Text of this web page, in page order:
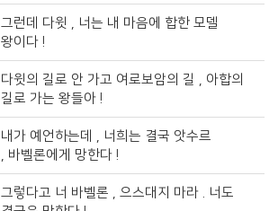
그런데 다윗 , 너는 내 마음에 합한 모델
왕이다 !​
다윗의 길로 안 가고 여로보암의 길 , 아합의
길로 가는 왕들아 !​
내가 예언하는데 , 너희는 결국 앗수르
, 바벨론에게 망한다 !​
그렇다고 너 바벨론 , 으스대지 마라 . 너도